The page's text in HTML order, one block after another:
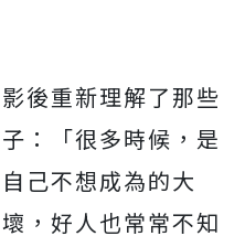
後重新理解了那些
：「很多時候， 是
己不想成為的大
，好人也常常不知